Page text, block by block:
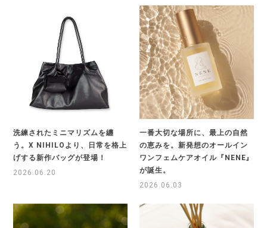
洗練されたミニマリズムを纏
う。X NIHILOより、日常を格上
げする新作バッグが登場！
2026.06.20
一番大切な場所に、最上の自然
の恵みを。新発想のオールイン
ワンフェムケアオイル『NENE』
が誕生。
2026.06.03